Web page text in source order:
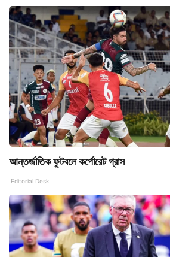
আন্তর্জাতিক ফুটবলে কর্পোরেট গ্রাস
Editorial Desk